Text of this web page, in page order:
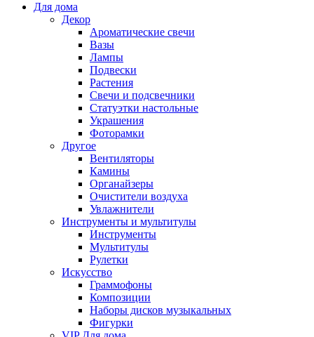
Для дома
Декор
Ароматические свечи
Вазы
Лампы
Подвески
Растения
Свечи и подсвечники
Статуэтки настольные
Украшения
Фоторамки
Другое
Вентиляторы
Камины
Органайзеры
Очистители воздуха
Увлажнители
Инструменты и мультитулы
Инструменты
Мультитулы
Рулетки
Искусство
Граммофоны
Композиции
Наборы дисков музыкальных
Фигурки